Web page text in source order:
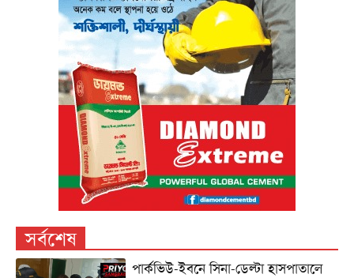
সর্বশেষ
পার্কভিউ-ইবনে সিনা-ডেল্টা হাসপাতালে